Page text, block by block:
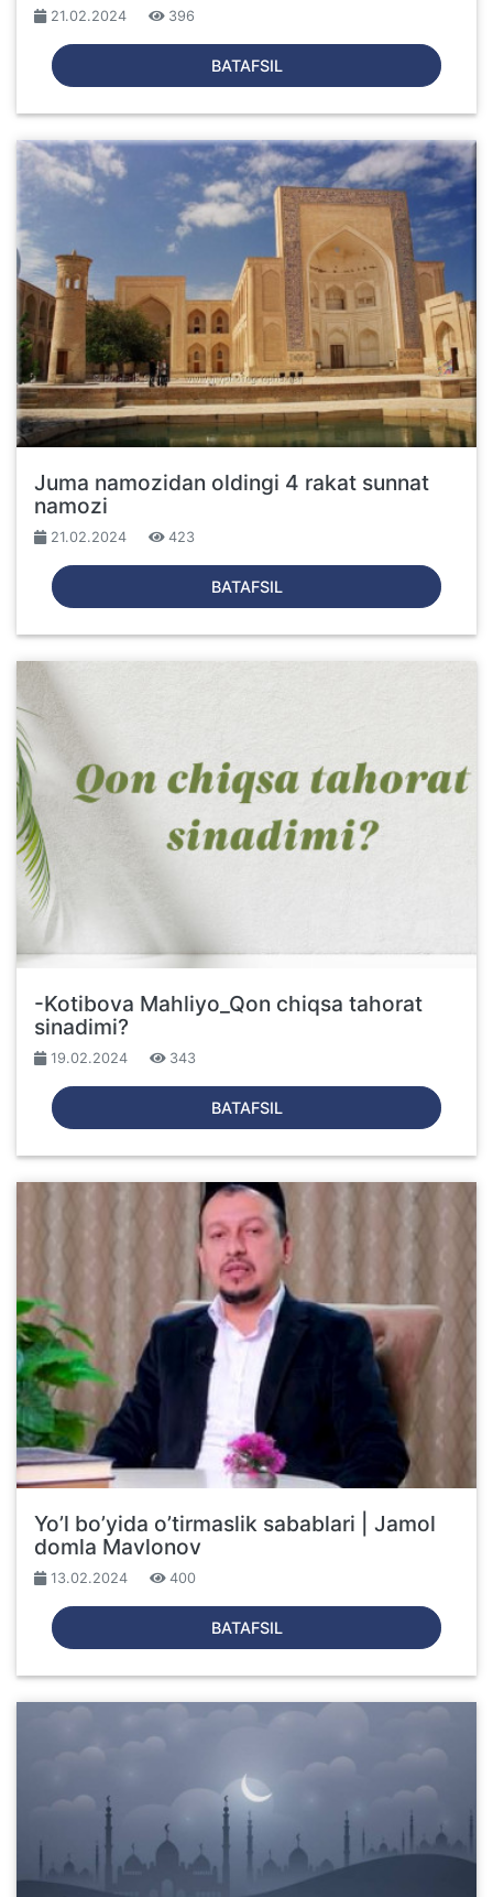
21.02.2024 396
BATAFSIL
Juma namozidan oldingi 4 rakat sunnat
namozi
21.02.2024 423
BATAFSIL
-Kotibova Mahliyo_Qon chiqsa tahorat
sinadimi?
19.02.2024 343
BATAFSIL
Yo’l bo’yida o’tirmaslik sabablari | Jamol
domla Mavlonov
13.02.2024 400
BATAFSIL